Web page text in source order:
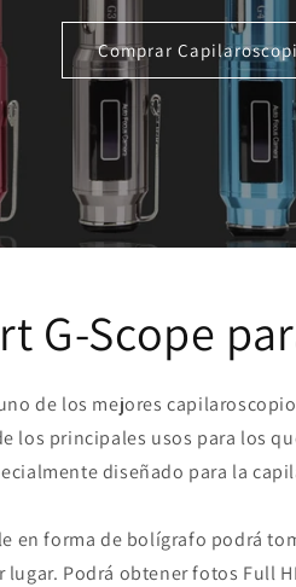
Comprar
G-Scope
de los mejores
los principales usos para los
diseñado para la
en forma de bolígrafo podrá
Podrá obtener fotos Full